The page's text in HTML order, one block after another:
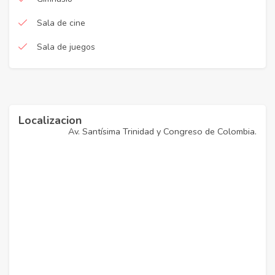
Sala de cine
Sala de juegos
Localizacion
Av. Santísima Trinidad y Congreso de Colombia.